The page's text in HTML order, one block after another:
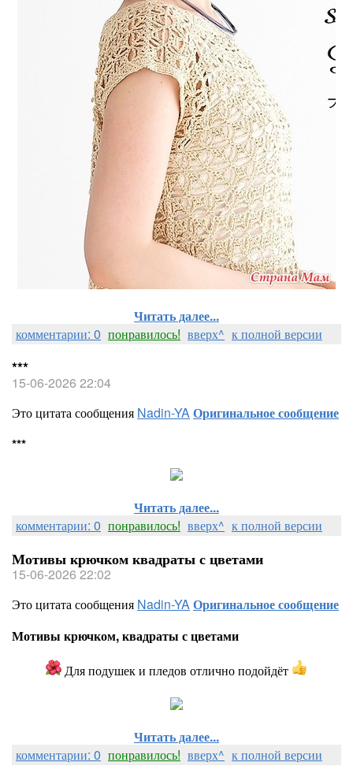
Читать далее...
комментарии: 0 понравилось! вверх^ к полной версии
***
15-06-2026 22:04
Это цитата сообщения Nadin-YAОригинальное сообщение
***
Читать далее...
комментарии: 0 понравилось! вверх^ к полной версии
Мотивы крючком квадраты с цветами
15-06-2026 22:02
Это цитата сообщения Nadin-YAОригинальное сообщение
Мотивы крючком, квадраты с цветами
Для подушек и пледов отлично подойдёт
Читать далее...
комментарии: 0 понравилось! вверх^ к полной версии